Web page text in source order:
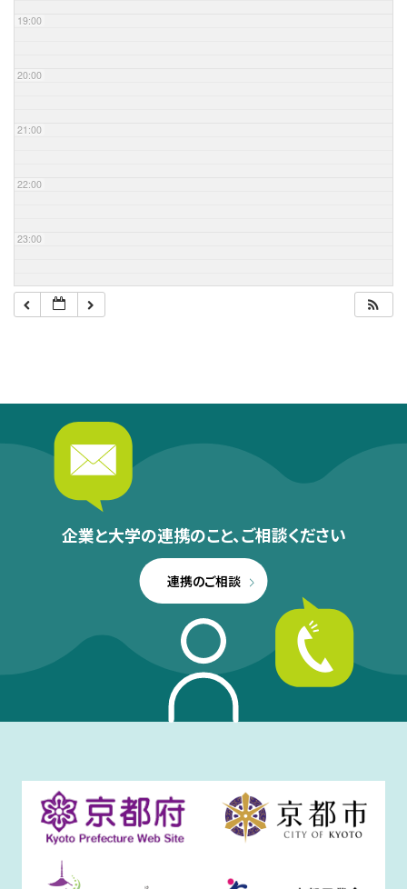
19:00
20:00
21:00
22:00
23:00
企業と大学の連携のこと、ご相談ください
連携のご相談